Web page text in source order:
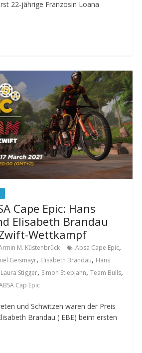
22-jährige Französin Loana
Cape Epic: Hans
Elisabeth Brandau
Wettkampf
M. Küstenbrück Absa Cape Epic,
Geismayr, Elisabeth Brandau, Hans
Laura Stigger, Simon Stiebjahn,Team Bulls,
Cap Epic
und Schwitzen waren der Preis
Brandau ( EBE) beim ersten